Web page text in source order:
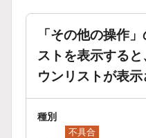
「その他の操作
ストを表示する
ウンリストが表示
種別
不具合